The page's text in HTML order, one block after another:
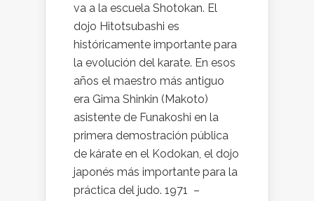
va a la escuela Shotokan. El
dojo Hitotsubashi es
históricamente importante para
la evolución del karate. En esos
años el maestro más antiguo
era Gima Shinkin (Makoto)
asistente de Funakoshi en la
primera demostración pública
de kárate en el Kodokan, el dojo
japonés más importante para la
práctica del judo. 1971 –